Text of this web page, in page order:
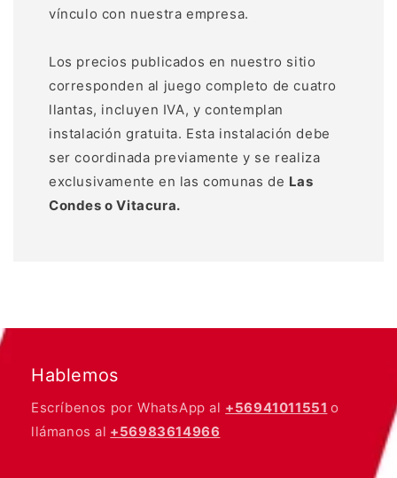
vínculo con nuestra empresa.
Los precios publicados en nuestro sitio
corresponden al juego completo de cuatro
llantas, incluyen IVA, y contemplan
instalación gratuita. Esta instalación debe
ser coordinada previamente y se realiza
exclusivamente en las comunas de Las
Condes o Vitacura.
Hablemos
Escríbenos por WhatsApp al +56941011551 o
llámanos al +56983614966